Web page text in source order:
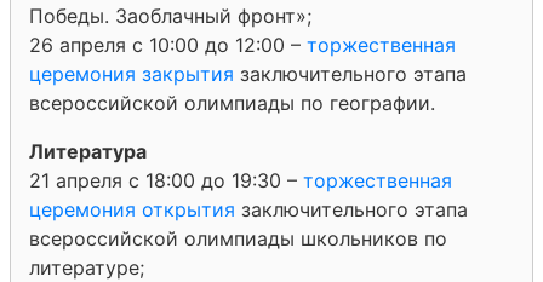
Победы. Заоблачный фронт»;
26 апреля с 10:00 до 12:00 – торжественная
церемония закрытия заключительного этапа
всероссийской олимпиады по географии.
Литература
21 апреля с 18:00 до 19:30 – торжественная
церемония открытия заключительного этапа
всероссийской олимпиады школьников по
литературе;